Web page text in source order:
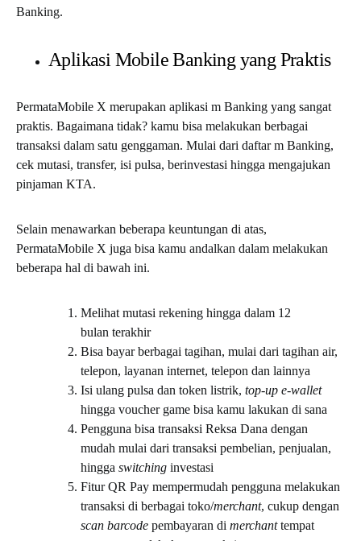
Banking.
Aplikasi Mobile Banking yang Praktis
PermataMobile X merupakan aplikasi m Banking yang sangat
praktis. Bagaimana tidak? kamu bisa melakukan berbagai
transaksi dalam satu genggaman. Mulai dari daftar m Banking,
cek mutasi, transfer, isi pulsa, berinvestasi hingga mengajukan
pinjaman KTA.
Selain menawarkan beberapa keuntungan di atas,
PermataMobile X juga bisa kamu andalkan dalam melakukan
beberapa hal di bawah ini.
Melihat mutasi rekening hingga dalam 12
bulan terakhir
Bisa bayar berbagai tagihan, mulai dari tagihan air,
telepon, layanan internet, telepon dan lainnya
Isi ulang pulsa dan token listrik, top-up e-wallet
hingga voucher game bisa kamu lakukan di sana
Pengguna bisa transaksi Reksa Dana dengan
mudah mulai dari transaksi pembelian, penjualan,
hingga switching investasi
Fitur QR Pay mempermudah pengguna melakukan
transaksi di berbagai toko/merchant, cukup dengan
scan barcode pembayaran di merchanttempat